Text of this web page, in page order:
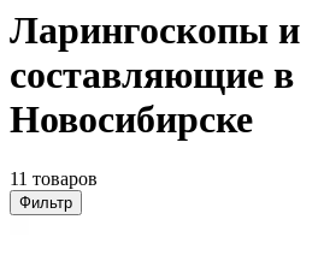
Ларингоскопы и
составляющие в
Новосибирске
11 товаров
Фильтр